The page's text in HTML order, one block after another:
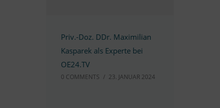
Priv.-Doz. DDr. Ma­xi­mi­lian
Kas­pa­rek als Ex­perte bei
OE24.TV
0 COMM­ENTS / 23. JA­NUAR 2024